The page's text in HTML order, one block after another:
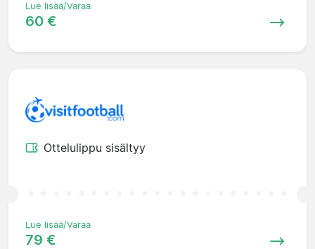
Lue lisää/Varaa
60 €
Ottelulippu sisältyy
Lue lisää/Varaa
79 €